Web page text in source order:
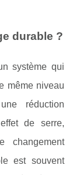
durable ?
système qui
même niveau
réduction
de serre,
est souvent